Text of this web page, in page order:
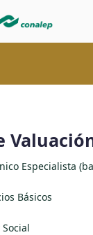
Especialista
Básicos